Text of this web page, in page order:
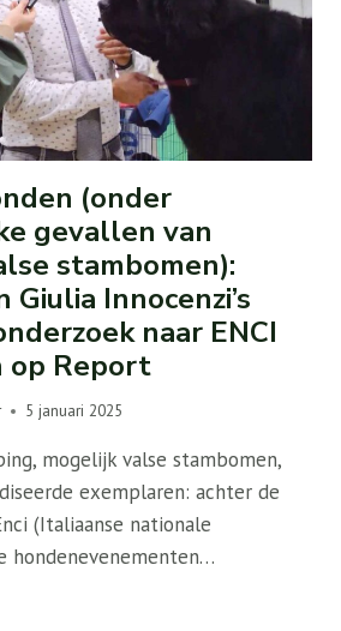
(onder
gevallen van
stambomen):
Giulia Innocenzi’s
naar ENCI
op Report
5 januari 2025
mogelijk valse stambomen,
exemplaren: achter de
(Italiaanse nationale
hondenevenementen…